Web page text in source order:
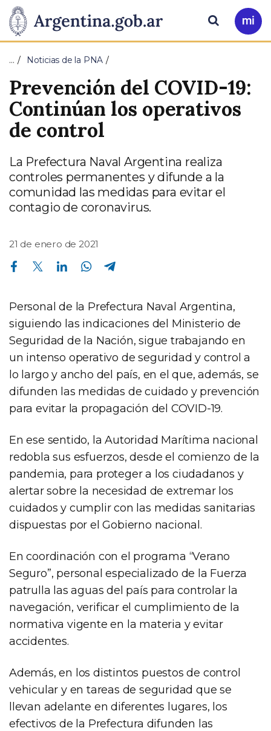
Presidencia
de
la
Nación
Pasar al contenido principal
Ir
a
Buscar
… Noticias de la PNA
Prevención del COVID-19:
Continúan los operativos
de control
La Prefectura Naval Argentina realiza
controles permanentes y difunde a la
comunidad las medidas para evitar el
contagio de coronavirus.
21 de enero de 2021
Compartir en Facebook Compartir en Twitter Compartir en Linkedin Compartir en Whatsapp
Personal de la Prefectura Naval Argentina,
siguiendo las indicaciones del Ministerio de
Seguridad de la Nación, sigue trabajando en
un intenso operativo de seguridad y control a
lo largo y ancho del país, en el que, además, se
difunden las medidas de cuidado y prevención
para evitar la propagación del COVID-19.
En ese sentido, la Autoridad Marítima nacional
redobla sus esfuerzos, desde el comienzo de la
pandemia, para proteger a los ciudadanos y
alertar sobre la necesidad de extremar los
cuidados y cumplir con las medidas sanitarias
dispuestas por el Gobierno nacional.
En coordinación con el programa “Verano
Seguro”, personal especializado de la Fuerza
patrulla las aguas del país para controlar la
navegación, verificar el cumplimiento de la
normativa vigente en la materia y evitar
accidentes.
Además, en los distintos puestos de control
vehicular y en tareas de seguridad que se
llevan adelante en diferentes lugares, los
efectivos de la Prefectura difunden las